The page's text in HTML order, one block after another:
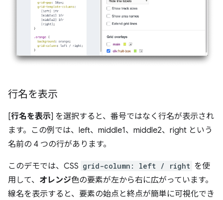
行名を表示
[行名を表示] を選択すると、番号ではなく行名が表示され
ます。この例では、left、middle1、middle2、right という
名前の 4 つの行があります。
このデモでは、CSS grid-column: left / right を使
用して、 オレンジ色の要素が左から右に広がっています。
線名を表示すると、要素の始点と終点が簡単に可視化でき